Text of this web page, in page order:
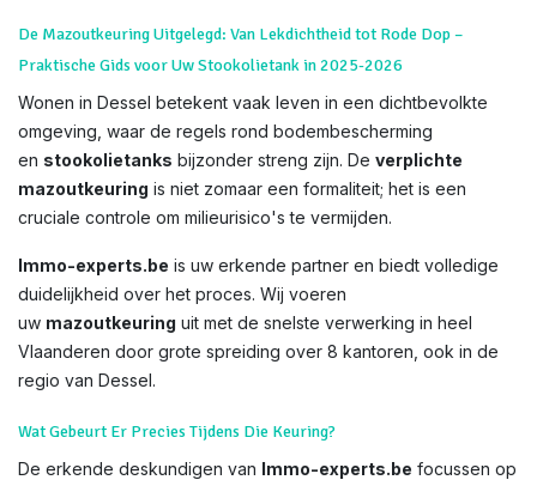
De Mazoutkeuring Uitgelegd: Van Lekdichtheid tot Rode Dop –
Praktische Gids voor Uw Stookolietank in 2025-2026
Wonen in Dessel betekent vaak leven in een dichtbevolkte
omgeving, waar de regels rond bodembescherming
en stookolietanks bijzonder streng zijn. De verplichte
mazoutkeuring is niet zomaar een formaliteit; het is een
cruciale controle om milieurisico's te vermijden.
Immo-experts.be is uw erkende partner en biedt volledige
duidelijkheid over het proces. Wij voeren
uw mazoutkeuring uit met de snelste verwerking in heel
Vlaanderen door grote spreiding over 8 kantoren, ook in de
regio van Dessel.
Wat Gebeurt Er Precies Tijdens Die Keuring?
De erkende deskundigen van Immo-experts.be focussen op